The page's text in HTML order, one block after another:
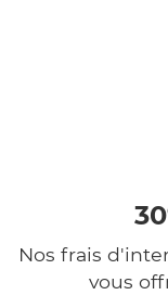
Nos frais
vous